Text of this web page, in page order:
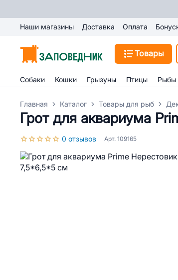
Наши магазины Доставка Оплата
Товары
Собаки Кошки Грызуны Птицы Рыбы
Главная Каталог Товары для рыб
Грот для аквариума
0 отзывов Арт. 109165